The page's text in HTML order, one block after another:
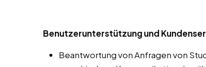
Benutzerunterstützung und
Beantwortung von Anfragen von